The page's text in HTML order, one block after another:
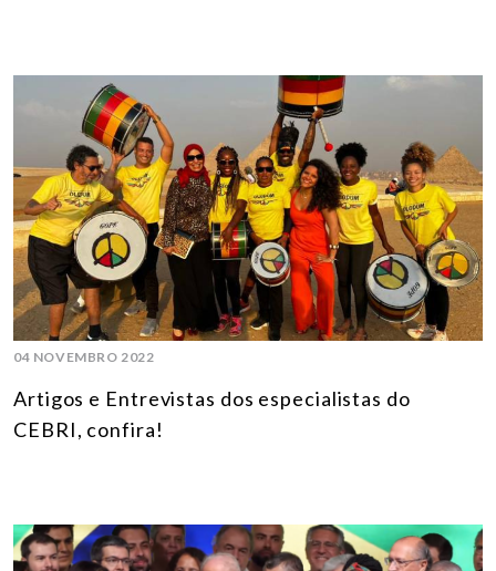
04 NOVEMBRO 2022
Artigos e Entrevistas dos especialistas do
CEBRI, confira!